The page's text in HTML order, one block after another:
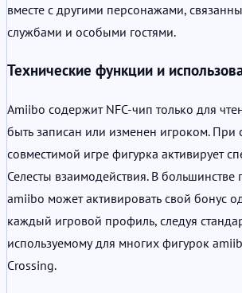
вместе с другими персонажами,
службами и особыми гостями.
Технические функции и
Amiibo содержит NFC-чип только для
быть записан или изменен игроком. При
совместимой игре фигурка активирует
Селесты взаимодействия. В
amiibo может активировать свой бонус
каждый игровой профиль, следуя
используемому для многих фигурок
Crossing.